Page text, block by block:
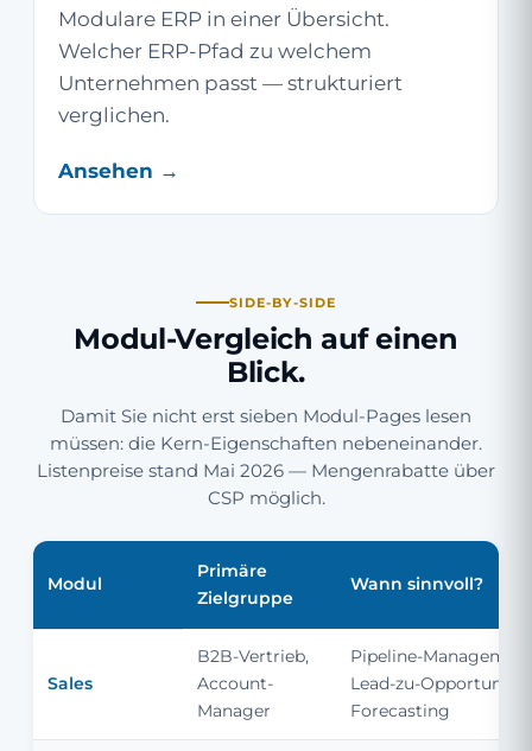
Modulare ERP in einer Übersicht.
Welcher ERP-Pfad zu welchem
Unternehmen passt — strukturiert
verglichen.
Ansehen →
SIDE-BY-SIDE
Modul-Vergleich auf einen
Blick.
Damit Sie nicht erst sieben Modul-Pages lesen
müssen: die Kern-Eigenschaften nebeneinander.
Listenpreise stand Mai 2026 — Mengenrabatte über
CSP möglich.
Modul
Primäre
Zielgruppe
Wann sinnvoll?
Sales
B2B-Vertrieb,
Account-
Manager
Pipeline-
Lead-zu-Opportunity,
Forecasting